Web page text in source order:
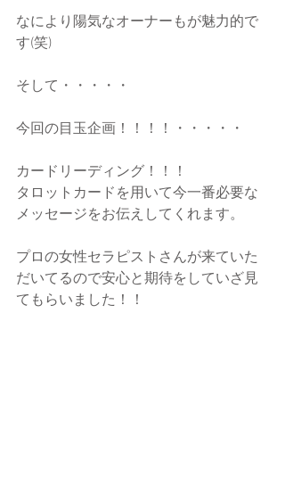
なにより陽気なオーナーもが魅力的で
す(笑)
そして・・・・・
今回の目玉企画！！！！・・・・・
カードリーディング！！！
タロットカードを用いて今一番必要な
メッセージをお伝えしてくれます。
プロの女性セラピストさんが来ていた
だいてるので安心と期待をしていざ見
てもらいました！！